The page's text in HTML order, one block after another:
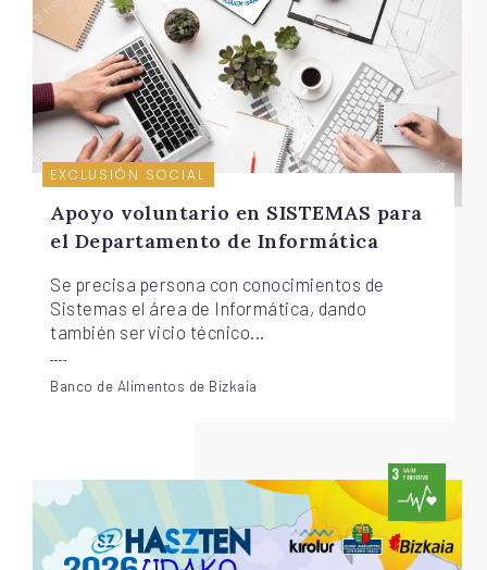
EXCLUSIÓN SOCIAL
Apoyo voluntario en SISTEMAS para
el Departamento de Informática
Se precisa persona con conocimientos de
Sistemas el área de Informática, dando
también servicio técnico...
Banco de Alimentos de Bizkaia